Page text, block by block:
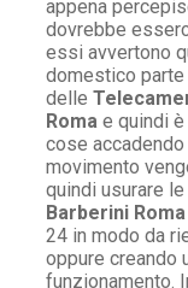
appena
dovrebbe
essi avvertono
domestico
delle
Roma e quindi
cose
movimento
quindi usurare le
Barberini Roma
24 in modo da
oppure creando
funzionamento.